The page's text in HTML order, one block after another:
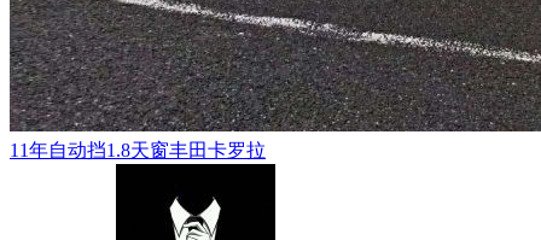
11年自动挡1.8天窗丰田卡罗拉